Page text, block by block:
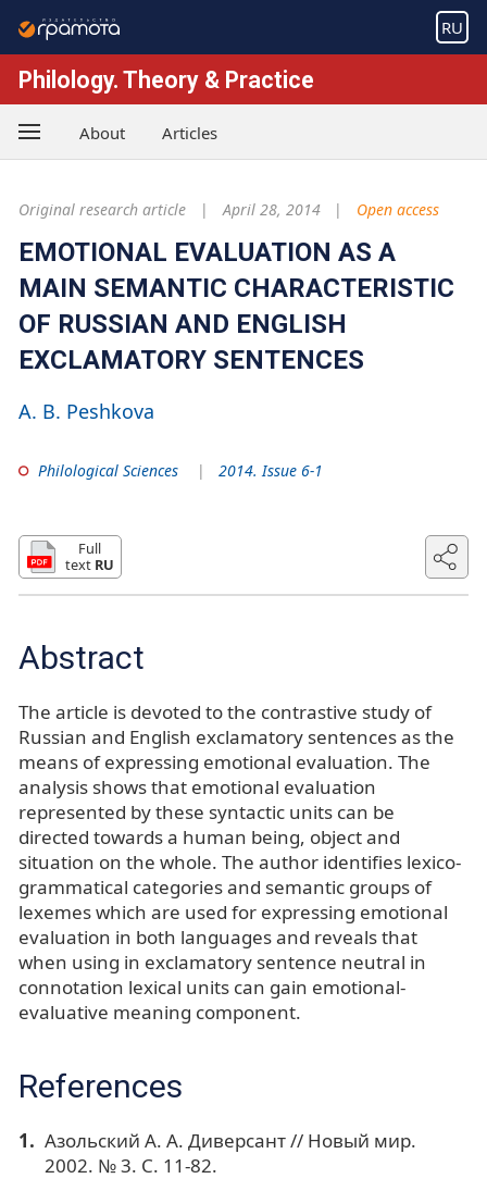
RU
Philology. Theory & Practice
About Articles
Original research article April 28, 2014 Open access
EMOTIONAL EVALUATION AS A
MAIN SEMANTIC CHARACTERISTIC
OF RUSSIAN AND ENGLISH
EXCLAMATORY SENTENCES
A. B. Peshkova
Philological Sciences 2014. Issue 6-1
Full
text RU
Abstract
The article is devoted to the contrastive study of
Russian and English exclamatory sentences as the
means of expressing emotional evaluation. The
analysis shows that emotional evaluation
represented by these syntactic units can be
directed towards a human being, object and
situation on the whole. The author identifies lexico-
grammatical categories and semantic groups of
lexemes which are used for expressing emotional
evaluation in both languages and reveals that
when using in exclamatory sentence neutral in
connotation lexical units can gain emotional-
evaluative meaning component.
References
Азольский А. А. Диверсант // Новый мир.
2002. № 3. С. 11-82.